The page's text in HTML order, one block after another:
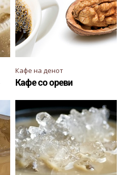
Кафе на денот
Кафе со ореви